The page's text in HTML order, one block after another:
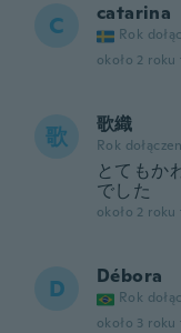
C catarina
Rok
około 2 roku
歌 歌織
Rok
とてもか
でした
około 2 roku
D Débora
Rok
około 3 roku